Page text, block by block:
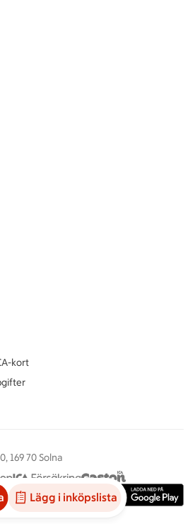
Lägg i inköpslista
kort
169 70 Solna